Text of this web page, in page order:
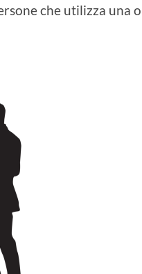
che utilizza una